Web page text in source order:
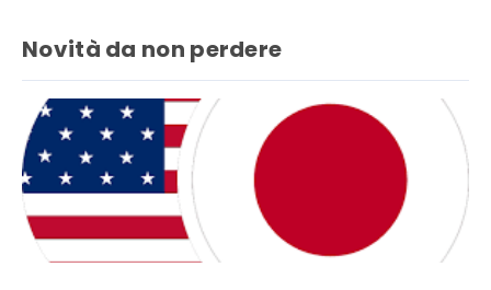
Novità da non perdere